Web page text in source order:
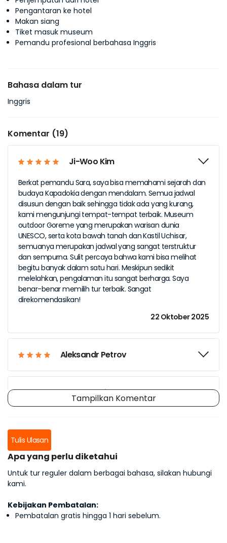
Pengantaran ke hotel
Makan siang
Tiket masuk museum
Pemandu profesional berbahasa Inggris
Bahasa dalam tur
Inggris
Komentar (19)
Ji-Woo Kim
Berkat pemandu Sara, saya bisa memahami sejarah dan
budaya Kapadokia dengan mendalam. Semua jadwal
disusun dengan baik sehingga tidak ada yang kurang,
kami mengunjungi tempat-tempat terbaik. Museum
outdoor Goreme yang merupakan warisan dunia
UNESCO, serta kota bawah tanah dan Kastil Uchisar,
semuanya merupakan jadwal yang sangat terstruktur
dan sempurna. Sulit percaya bahwa kami bisa melihat
begitu banyak dalam satu hari. Meskipun sedikit
melelahkan, pengalaman itu sangat berharga. Saya
benar-benar memilih tur terbaik. Sangat
direkomendasikan!
22 Oktober 2025
Aleksandr Petrov
Fernando Silva
Noura Al Maktum
Ana Lucía Mendoza
Tampilkan Komentar
Tulis Ulasan
Apa yang perlu diketahui
Untuk tur reguler dalam berbagai bahasa, silakan hubungi
kami.
Kebijakan Pembatalan:
Pembatalan gratis hingga 1 hari sebelum.